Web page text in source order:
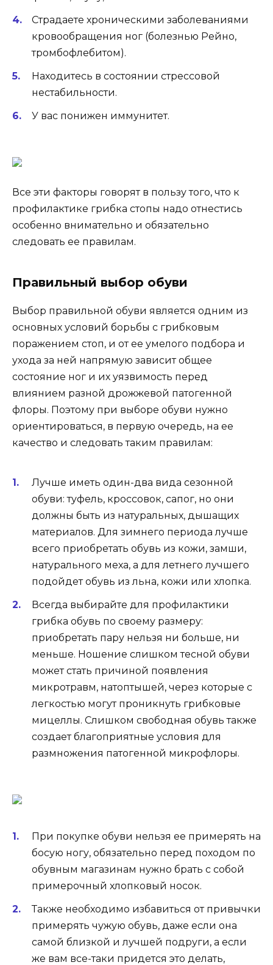
Страдаете хроническими заболеваниями
кровообращения ног (болезнью Рейно,
тромбофлебитом).
Находитесь в состоянии стрессовой
нестабильности.
У вас понижен иммунитет.
Все эти факторы говорят в пользу того, что к
профилактике грибка стопы надо отнестись
особенно внимательно и обязательно
следовать ее правилам.
Правильный выбор обуви
Выбор правильной обуви является одним из
основных условий борьбы с грибковым
поражением стоп, и от ее умелого подбора и
ухода за ней напрямую зависит общее
состояние ног и их уязвимость перед
влиянием разной дрожжевой патогенной
флоры. Поэтому при выборе обуви нужно
ориентироваться, в первую очередь, на ее
качество и следовать таким правилам:
Лучше иметь один-два вида сезонной
обуви: туфель, кроссовок, сапог, но они
должны быть из натуральных, дышащих
материалов. Для зимнего периода лучше
всего приобретать обувь из кожи, замши,
натурального меха, а для летнего лучшего
подойдет обувь из льна, кожи или хлопка.
Всегда выбирайте для профилактики
грибка обувь по своему размеру:
приобретать пару нельзя ни больше, ни
меньше. Ношение слишком тесной обуви
может стать причиной появления
микротравм, натоптышей, через которые с
легкостью могут проникнуть грибковые
мицеллы. Слишком свободная обувь также
создает благоприятные условия для
размножения патогенной микрофлоры.
При покупке обуви нельзя ее примерять на
босую ногу, обязательно перед походом по
обувным магазинам нужно брать с собой
примерочный хлопковый носок.
Также необходимо избавиться от привычки
примерять чужую обувь, даже если она
самой близкой и лучшей подруги, а если
же вам все-таки придется это делать,